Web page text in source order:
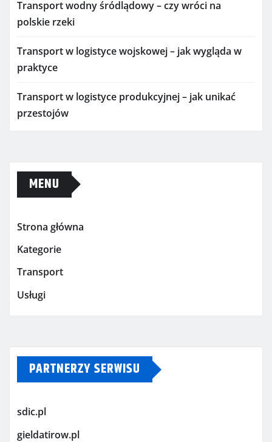
Transport wodny śródlądowy – czy wróci na
polskie rzeki
Transport w logistyce wojskowej – jak wygląda w
praktyce
Transport w logistyce produkcyjnej – jak unikać
przestojów
MENU
Strona główna
Kategorie
Transport
Usługi
PARTNERZY SERWISU
sdic.pl
gieldatirow.pl